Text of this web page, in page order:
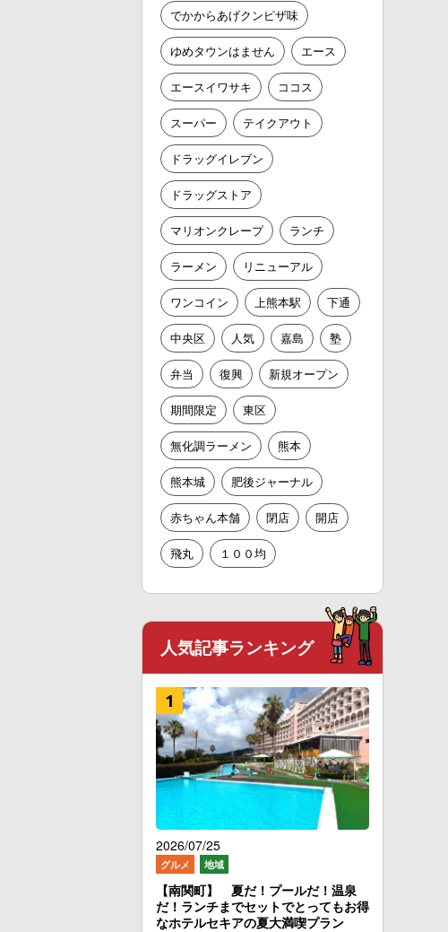
でかからあげクンピザ味
ゆめタウンはません エース
エースイワサキ ココス
スーパー テイクアウト
ドラッグイレブン
ドラッグストア
マリオンクレープ ランチ
ラーメン リニューアル
ワンコイン 上熊本駅 下通
中央区 人気 嘉島 塾
弁当 復興 新規オープン
期間限定 東区
無化調ラーメン 熊本
熊本城 肥後ジャーナル
赤ちゃん本舗 閉店 開店
飛丸 １００均
人気記事ランキング
2026/07/25
グルメ 地域
【南関町】 夏だ！プールだ！温泉
だ！ランチまでセットでとってもお得
なホテルセキアの夏大満喫プラン